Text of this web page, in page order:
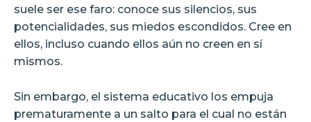
suele ser ese faro: conoce sus silencios, sus
potencialidades, sus miedos escondidos. Cree en
ellos, incluso cuando ellos aún no creen en sí
mismos.
Sin embargo, el sistema educativo los empuja
prematuramente a un salto para el cual no están